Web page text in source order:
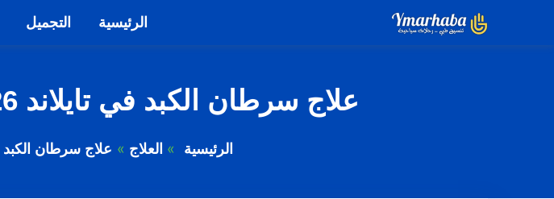
الرئيسية التجميل
علاج سرطان الكبد في تايلاند 2026 افضل مستشفيات العلاج
الرئيسية العلاج علاج سرطان الكبد في تايلاند 2026